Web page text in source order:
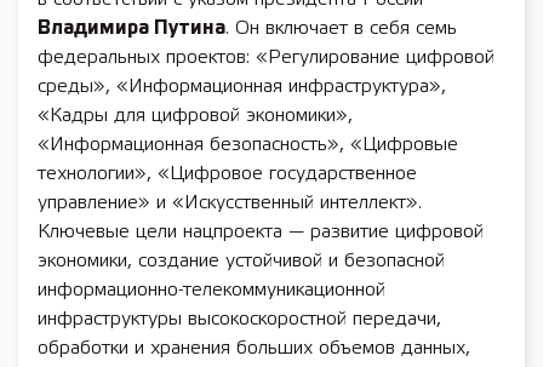
Владимира Путина. Он включает в себя семь
федеральных проектов: «Регулирование цифровой
среды», «Информационная инфраструктура»,
«Кадры для цифровой экономики»,
«Информационная безопасность», «Цифровые
технологии», «Цифровое государственное
управление» и «Искусственный интеллект».
Ключевые цели нацпроекта — развитие цифровой
экономики, создание устойчивой и безопасной
информационно-телекоммуникационной
инфраструктуры высокоскоростной передачи,
обработки и хранения больших объемов данных,